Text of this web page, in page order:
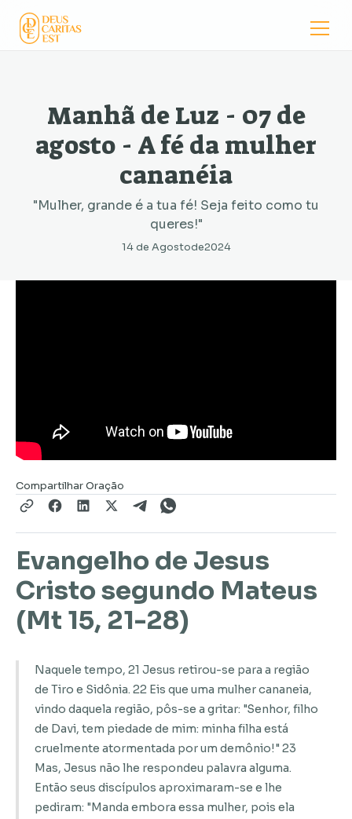
Manhã de Luz - 07 de
agosto - A fé da mulher
cananéia
"Mulher, grande é a tua fé! Seja feito como tu
queres!"
14 de Agostode2024
Compartilhar Oração
Evangelho de Jesus
Cristo segundo Mateus
(Mt 15, 21-28)
Naquele tempo, 21 Jesus retirou-se para a região
de Tiro e Sidônia. 22 Eis que uma mulher cananeia,
vindo daquela região, pôs-se a gritar: "Senhor, filho
de Davi, tem piedade de mim: minha filha está
cruelmente atormentada por um demônio!" 23
Mas, Jesus não lhe respondeu palavra alguma.
Então seus discípulos aproximaram-se e lhe
pediram: "Manda embora essa mulher, pois ela